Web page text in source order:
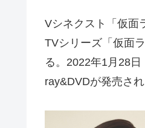
Vシネクスト「仮面
TVシリーズ「仮面
る。2022年1月28
ray&DVDが発売され